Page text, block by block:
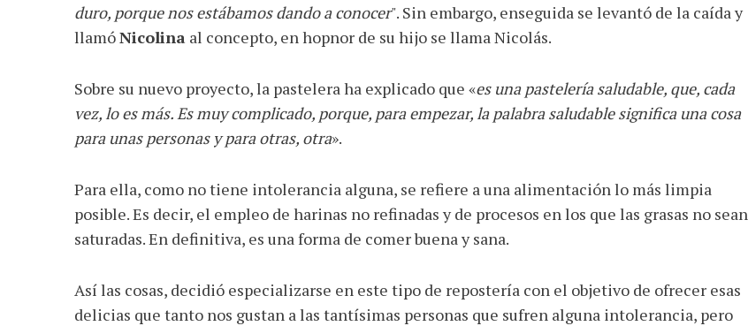
duro, porque nos estábamos dando a conocer". Sin embargo, enseguida se levantó de la caída y
llamóNicolina al concepto, en hopnor de su hijo se llama Nicolás.
Sobre su nuevo proyecto, la pastelera ha explicado que «es una pastelería saludable, que, cada
vez, lo es más. Es muy complicado, porque, para empezar, la palabra saludable significa una cosa
para unas personas y para otras, otra».
Para ella, como no tiene intolerancia alguna, se refiere a una alimentación lo más limpia
posible. Es decir, el empleo de harinas no refinadas y de procesos en los que las grasas no sean
saturadas. En definitiva, es una forma de comer buena y sana.
Así las cosas, decidió especializarse en este tipo de repostería con el objetivo de ofrecer esas
delicias que tanto nos gustan a las tantísimas personas que sufren alguna intolerancia, pero